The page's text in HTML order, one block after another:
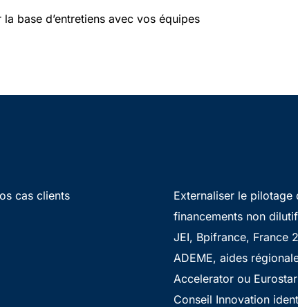
base d’entretiens avec vos équipes
cas clients
Externaliser le pilotage
financements non
JEI, Bpifrance, France
ADEME, aides
Accelerator ou
Conseil Innovation